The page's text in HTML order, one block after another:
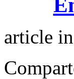
article in